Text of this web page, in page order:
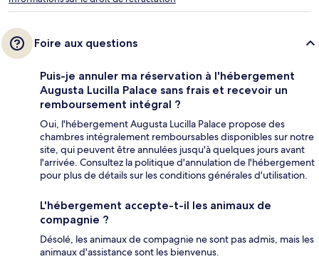
Foire aux questions
Puis-je annuler ma réservation à l'hébergement
Augusta Lucilla Palace sans frais et recevoir un
remboursement intégral ?
Oui, l'hébergement Augusta Lucilla Palace propose des
chambres intégralement remboursables disponibles sur notre
site, qui peuvent être annulées jusqu'à quelques jours avant
l'arrivée. Consultez la politique d'annulation de l'hébergement
pour plus de détails sur les conditions générales d'utilisation.
L'hébergement accepte-t-il les animaux de
compagnie ?
Désolé, les animaux de compagnie ne sont pas admis, mais les
animaux d'assistance sont les bienvenus.